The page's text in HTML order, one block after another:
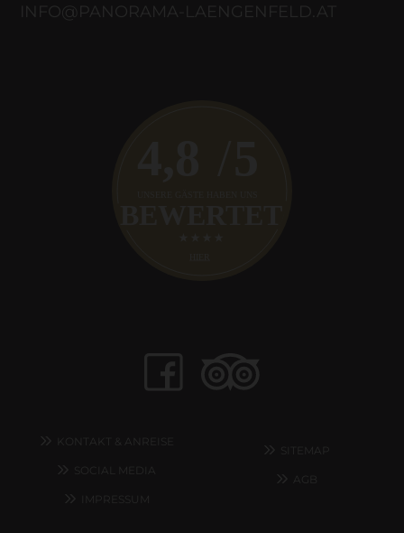
INFO@PANORAMA-LAENGENFELD.AT
KONTAKT & ANREISE
SOCIAL MEDIA
IMPRESSUM
SITEMAP
AGB